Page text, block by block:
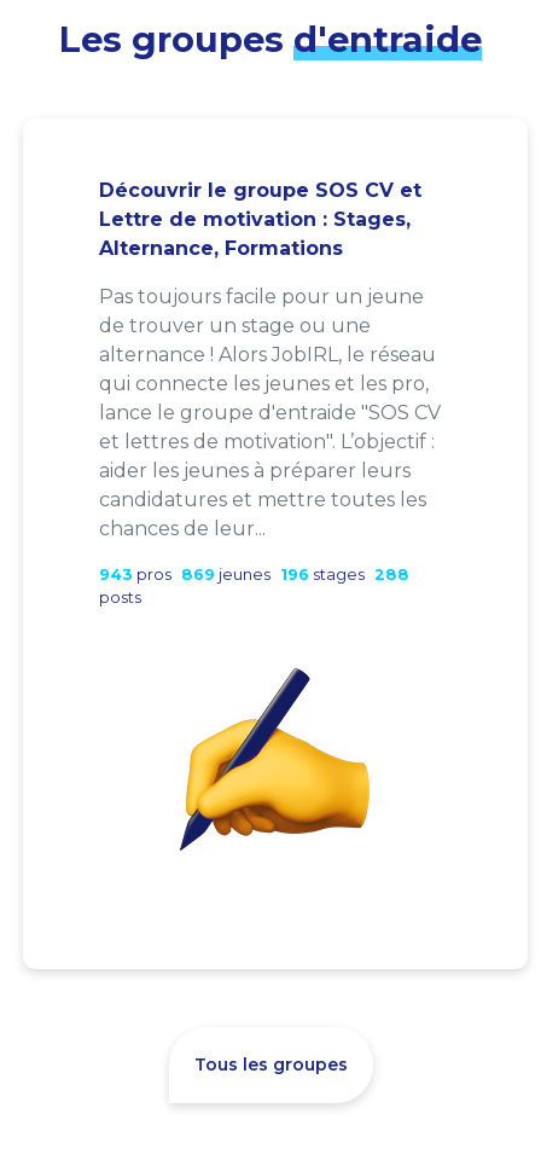
Les groupes d'entraide
Découvrir le groupe SOS CV et
Lettre de motivation : Stages,
Alternance, Formations
Pas toujours facile pour un jeune
de trouver un stage ou une
alternance ! Alors JobIRL, le réseau
qui connecte les jeunes et les pro,
lance le groupe d'entraide "SOS CV
et lettres de motivation". L’objectif :
aider les jeunes à préparer leurs
candidatures et mettre toutes les
chances de leur...
943 pros 869 jeunes 196 stages 288
posts
Tous les groupes